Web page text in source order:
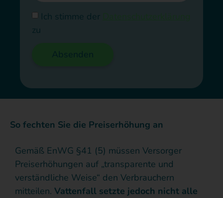
Ich stimme der
zu
So fechten Sie die Preiserhöhung an
Gemäß EnWG §41 (5) müssen Versorger
Preiserhöhungen auf „transparente und
verständliche Weise“ den Verbrauchern
mitteilen. Vattenfall setzte jedoch nicht alle